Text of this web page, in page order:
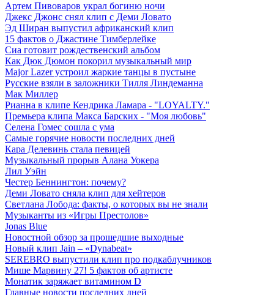
Артем Пивоваров украл богиню ночи
Джекс Джонс снял клип с Деми Ловато
Эд Ширан выпустил африканский клип
15 фактов о Джастине Тимберлейке
Сиа готовит рождественский альбом
Как Дюк Дюмон покорил музыкальный мир
Major Lazer устроил жаркие танцы в пустыне
Русские взяли в заложники Тилля Линдеманна
Мак Миллер
Рианна в клипе Кендрика Ламара - "LOYALTY."
Премьера клипа Макса Барских - "Моя любовь"
Селена Гомес сошла с ума
Самые горячие новости последних дней
Кара Делевинь стала певицей
Музыкальный прорыв Алана Уокера
Лил Уэйн
Честер Беннингтон: почему?
Деми Ловато сняла клип для хейтеров
Светлана Лобода: факты, о которых вы не знали
Музыканты из «Игры Престолов»
Jonas Blue
Новостной обзор за прошедшие выходные
Новый клип Jain – «Dynabeat»
SEREBRO выпустили клип про подкаблучников
Мише Марвину 27! 5 фактов об артисте
Монатик заряжает витамином D
Главные новости последних дней